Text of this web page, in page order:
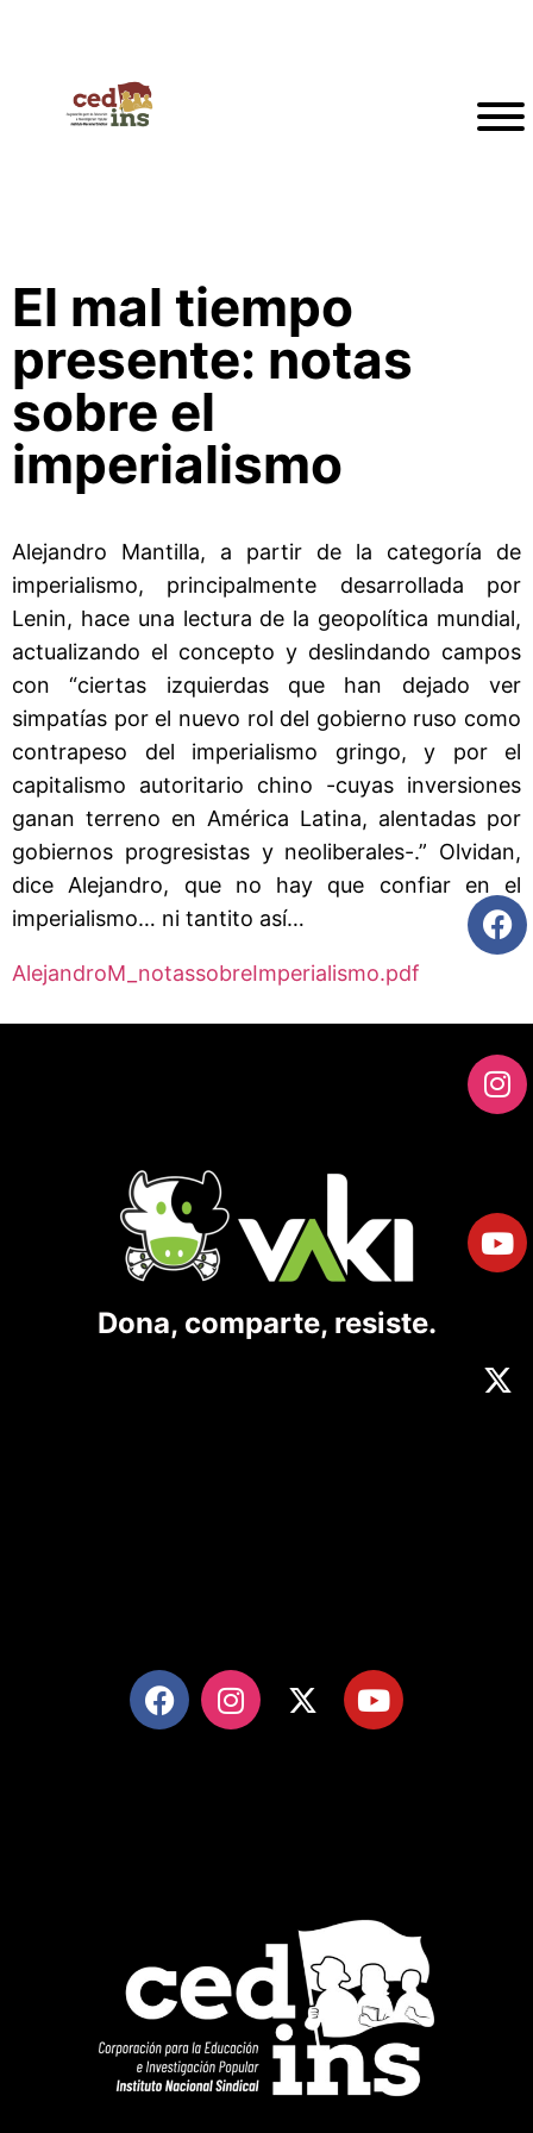
El mal tiempo
presente: notas
sobre el
imperialismo
Alejandro Mantilla, a partir de la categoría de
imperialismo, principalmente desarrollada por
Lenin, hace una lectura de la geopolítica mundial,
actualizando el concepto y deslindando campos
con “ciertas izquierdas que han dejado ver
simpatías por el nuevo rol del gobierno ruso como
contrapeso del imperialismo gringo, y por el
capitalismo autoritario chino -cuyas inversiones
ganan terreno en América Latina, alentadas por
gobiernos progresistas y neoliberales-.” Olvidan,
dice Alejandro, que no hay que confiar en el
imperialismo… ni tantito así…
AlejandroM_notassobreImperialismo.pdf
Dona, comparte, resiste.